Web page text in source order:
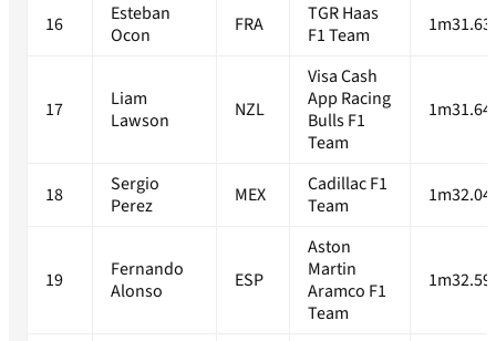
16
Esteban
Ocon
FRA
TGR Haas
F1 Team
17
Liam
Lawson
NZL
Visa Cash
App Racing
Bulls F1
Team
18
Sergio
Perez
MEX
Cadillac F1
Team
19
Fernando
Alonso
ESP
Aston
Martin
Aramco F1
Team